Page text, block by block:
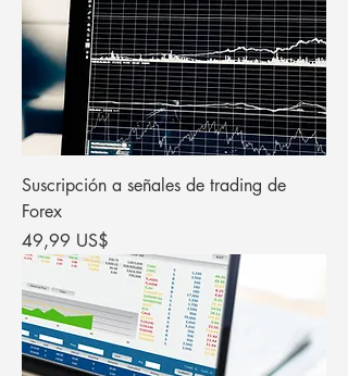
Suscripción a señales de trading de
Forex
Precio
49,99 US$